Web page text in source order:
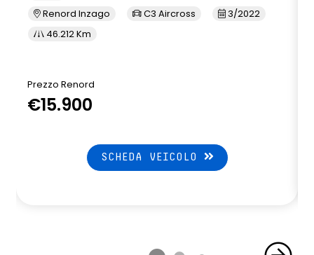
Renord Inzago C3 Aircross
3/2022
46.212 Km
Prezzo Renord
€15.900
SCHEDA VEICOLO